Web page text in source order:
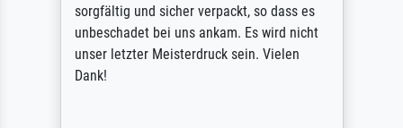
sorgfältig und sicher verpackt, so dass es
unbeschadet bei uns ankam. Es wird nicht
unser letzter Meisterdruck sein. Vielen
Dank!